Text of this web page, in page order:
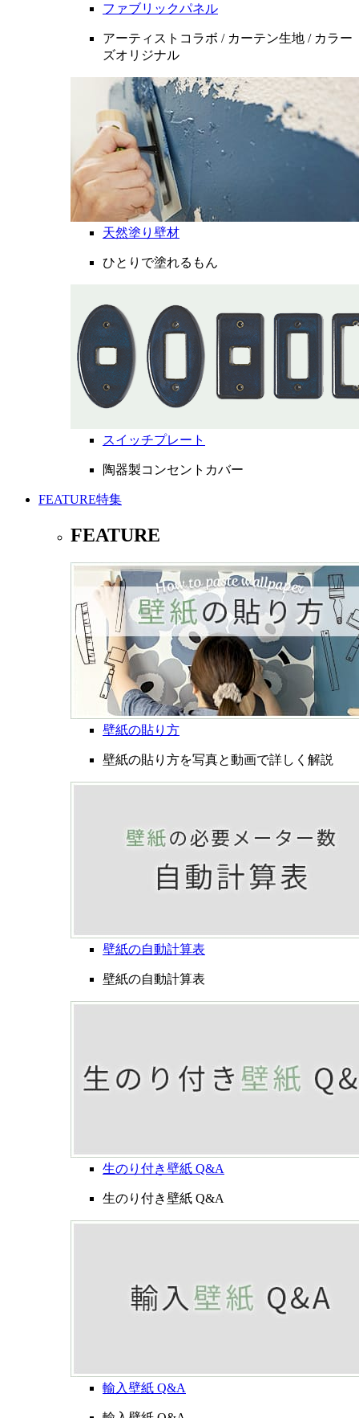
ファブリックパネル
アーティストコラボ / カーテン生地 / カラー
ズオリジナル
天然塗り壁材
ひとりで塗れるもん
スイッチプレート
陶器製コンセントカバー
FEATURE特集
FEATURE
壁紙の貼り方
壁紙の貼り方を写真と動画で詳しく解説
壁紙の自動計算表
壁紙の自動計算表
生のり付き壁紙 Q&A
生のり付き壁紙 Q&A
輸入壁紙 Q&A